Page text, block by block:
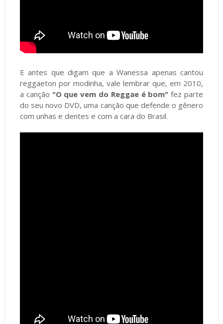
E antes que digam que a Wanessa apenas cantou
reggaeton por modinha, vale lembrar que, em 2010,
a canção "O que vem do Reggae é bom" fez parte
do seu novo DVD, uma canção que defende o gênero
com unhas e dentes e com a cara do Brasil.